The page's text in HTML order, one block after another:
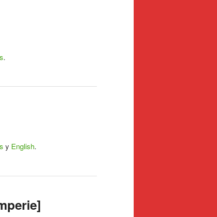
.
y English.